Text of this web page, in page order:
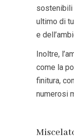
sostenibili
ultimo di
e
Inoltre,
come la
finitura,
numerosi